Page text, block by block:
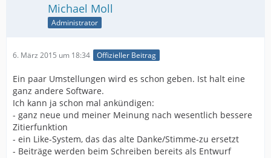
Michael Moll
Administrator
6. März 2015 um 18:34 Offizieller Beitrag
Ein paar Umstellungen wird es schon geben. Ist halt eine
ganz andere Software.
Ich kann ja schon mal ankündigen:
- ganz neue und meiner Meinung nach wesentlich bessere
Zitierfunktion
- ein Like-System, das das alte Danke/Stimme-zu ersetzt
- Beiträge werden beim Schreiben bereits als Entwurf